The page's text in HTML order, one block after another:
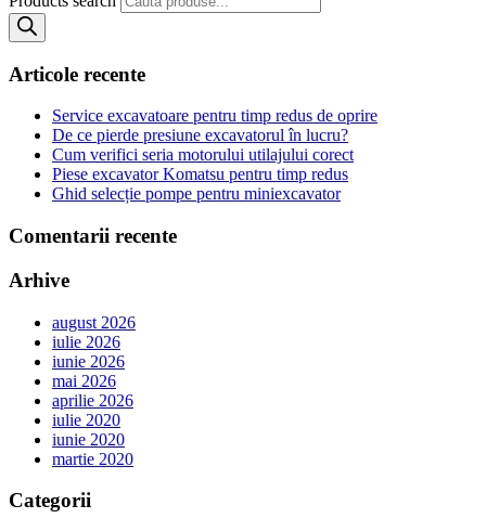
Articole recente
Service excavatoare pentru timp redus de oprire
De ce pierde presiune excavatorul în lucru?
Cum verifici seria motorului utilajului corect
Piese excavator Komatsu pentru timp redus
Ghid selecție pompe pentru miniexcavator
Comentarii recente
Arhive
august 2026
iulie 2026
iunie 2026
mai 2026
aprilie 2026
iulie 2020
iunie 2020
martie 2020
Categorii